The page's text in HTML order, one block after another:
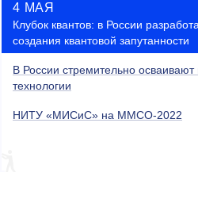
4 МАЯ
Клубок квантов: в России
создания квантовой запутанности
В России стремительно
технологии
НИТУ «МИСиС» на ММСО-2022